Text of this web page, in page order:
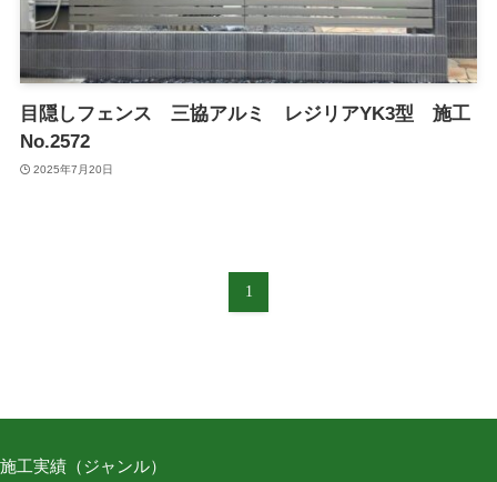
目隠しフェンス 三協アルミ レジリアYK3型 施工
No.2572
2025年7月20日
1
施工実績（ジャンル）